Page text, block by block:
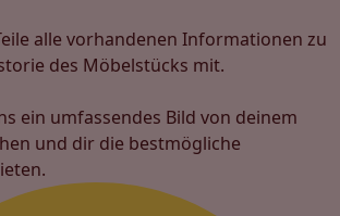
alle vorhandenen Informationen zu
des Möbelstücks mit.
ein umfassendes Bild von deinem
und dir die bestmögliche